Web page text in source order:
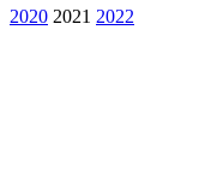
2020 2021 2022